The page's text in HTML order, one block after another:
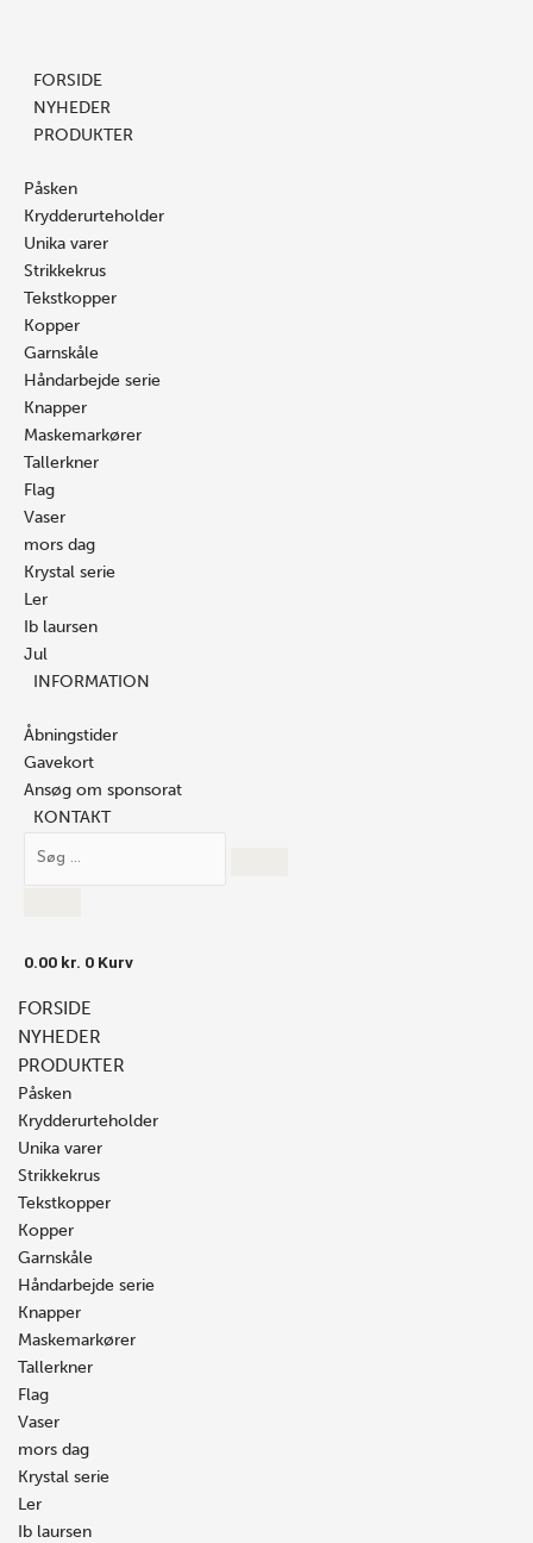
FORSIDE
NYHEDER
PRODUKTER
Påsken
Krydderurteholder
Unika varer
Strikkekrus
Tekstkopper
Kopper
Garnskåle
Håndarbejde serie
Knapper
Maskemarkører
Tallerkner
Flag
Vaser
mors dag
Krystal serie
Ler
Ib laursen
Jul
INFORMATION
Åbningstider
Gavekort
Ansøg om sponsorat
KONTAKT
0.00 kr. 0 Kurv
FORSIDE
NYHEDER
PRODUKTER
Påsken
Krydderurteholder
Unika varer
Strikkekrus
Tekstkopper
Kopper
Garnskåle
Håndarbejde serie
Knapper
Maskemarkører
Tallerkner
Flag
Vaser
mors dag
Krystal serie
Ler
Ib laursen